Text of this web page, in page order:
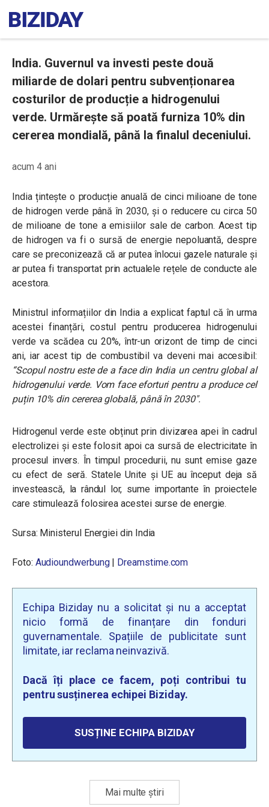
India. Guvernul va investi peste două
miliarde de dolari pentru subvenționarea
costurilor de producție a hidrogenului
verde. Urmărește să poată furniza 10% din
cererea mondială, până la finalul deceniului.
acum 4 ani
India țintește o producție anuală de cinci milioane de tone
de hidrogen verde până în 2030, și o reducere cu circa 50
de milioane de tone a emisiilor sale de carbon. Acest tip
de hidrogen va fi o sursă de energie nepoluantă, despre
care se preconizează că ar putea înlocui gazele naturale și
ar putea fi transportat prin actualele rețele de conducte ale
acestora.
Ministrul informațiilor din India a explicat faptul că în urma
acestei finanțări, costul pentru producerea hidrogenului
verde va scădea cu 20%, într-un orizont de timp de cinci
ani, iar acest tip de combustibil va deveni mai accesibil:
“Scopul nostru este de a face din India un centru global al
hidrogenului verde. Vom face eforturi pentru a produce cel
puțin 10% din cererea globală, până în 2030″.
Hidrogenul verde este obținut prin divizarea apei în cadrul
electrolizei și este folosit apoi ca sursă de electricitate în
procesul invers. În timpul procedurii, nu sunt emise gaze
cu efect de seră. Statele Unite și UE au început deja să
investească, la rândul lor, sume importante în proiectele
care stimulează folosirea acestei surse de energie.
Sursa: Ministerul Energiei din India
Foto: Audioundwerbung | Dreamstime.com
Echipa Biziday nu a solicitat și nu a acceptat
nicio formă de finanțare din fonduri
guvernamentale. Spațiile de publicitate sunt
limitate, iar reclama neinvazivă.
Dacă îți place ce facem, poți contribui tu
pentru susținerea echipei Biziday.
SUSȚINE ECHIPA BIZIDAY
Mai multe știri